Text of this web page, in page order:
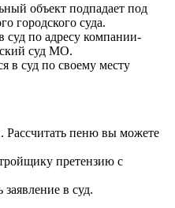
объект подпадает под
городского суда.
суд по адресу компании-
суд МО.
в суд по своему месту
Рассчитать пеню вы можете
претензию с
в суд.